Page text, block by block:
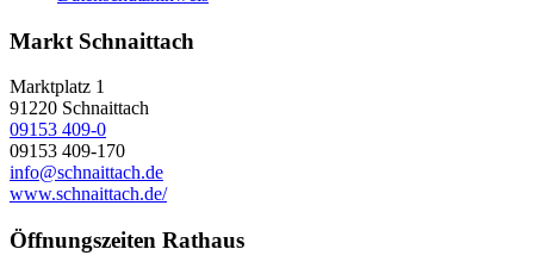
Markt Schnaittach
Marktplatz 1
91220 Schnaittach
09153 409-0
09153 409-170
info@schnaittach.de
www.schnaittach.de/
Öffnungszeiten Rathaus